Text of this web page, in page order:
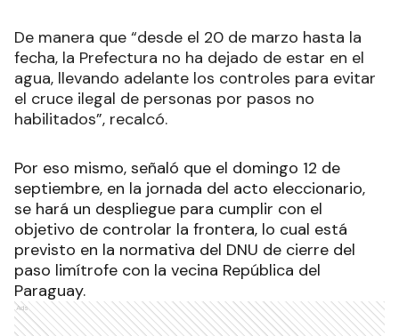
De manera que “desde el 20 de marzo hasta la
fecha, la Prefectura no ha dejado de estar en el
agua, llevando adelante los controles para evitar
el cruce ilegal de personas por pasos no
habilitados”, recalcó.
Por eso mismo, señaló que el domingo 12 de
septiembre, en la jornada del acto eleccionario,
se hará un despliegue para cumplir con el
objetivo de controlar la frontera, lo cual está
previsto en la normativa del DNU de cierre del
paso limítrofe con la vecina República del
Paraguay.
Ads